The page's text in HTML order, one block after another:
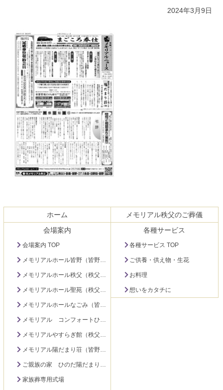
2024年3月9日
ン
の
ホーム
メモリアル秩父のご葬儀
会場案内
会場案内 TOP
メモリアルホール皆野（皆野町）
メモリアルホール秩父（秩父市下影森）
メモリアルホール聖苑（秩父市大宮）
メモリアルホールなごみ（皆野町）
メモリアル コンフォートひのだ（秩父市日野田町）
メモリアルやすらぎ館（秩父市永田町）
メモリアル陽だまり荘（皆野町）
ご親族の家 ひのだ陽だまり荘（秩父市日野田町）
家族葬専用式場
各種サービス
各種サービス TOP
ご供養・供え物・生花
お料理
想いをカタチに